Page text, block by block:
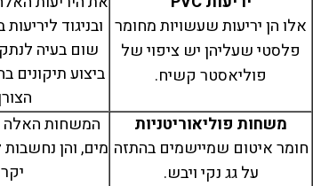
אלו הן יריעות שעשויות מחומר
פלסטי שעליהן יש ציפוי של
פוליאסטר קשיח.
ובניגוד ליריעות
שום בעיה
ביצוע תיקונים
משחות פוליאוריטניות
חומר איטום שמיישמים בהתזה
על גג נקי ויבש.
המשחות האלה
מים, והן